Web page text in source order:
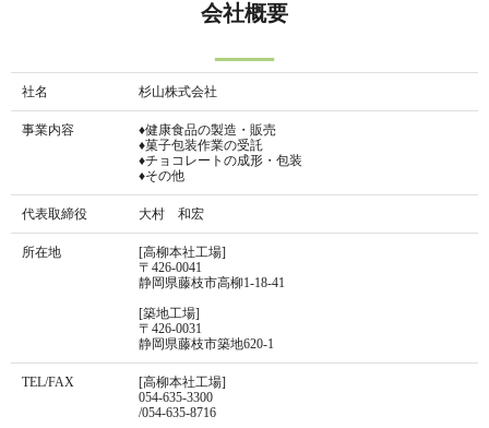
会社概要
社名 杉山株式会社
事業内容
♦健康食品の製造・販売
♦菓子包装作業の受託
♦チョコレートの成形・包装
♦その他
代表取締役 大村 和宏
所在地
[高柳本社工場]
〒426-0041
静岡県藤枝市高柳1-18-41
[築地工場]
〒426-0031
静岡県藤枝市築地620-1
TEL/FAX
[高柳本社工場]
054-635-3300
/054-635-8716